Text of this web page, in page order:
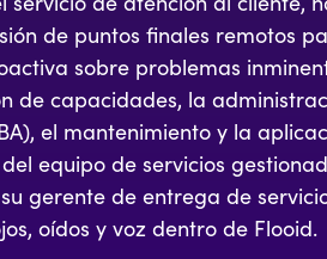
de puntos finales remotos
sobre problemas
de capacidades, la
el mantenimiento y la
equipo de servicios
gerente de entrega de
oídos y voz dentro de Flooid.